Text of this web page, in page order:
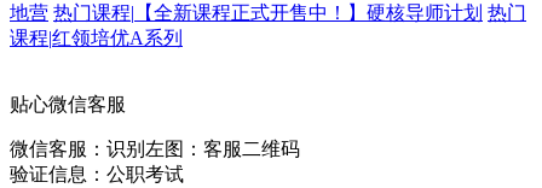
地营 热门课程| 【全新课程正式开售中！】硬核导师计划 热门
课程|红领培优A系列
贴心微信客服
微信客服： 识别左图：客服二维码
验证信息：公职考试